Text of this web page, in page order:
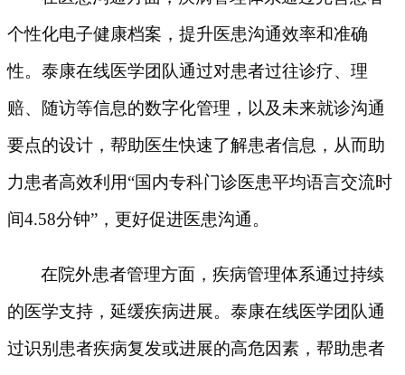
个性化电子健康档案，提升医患沟通效率和准确
性。泰康在线医学团队通过对患者过往诊疗、理
赔、随访等信息的数字化管理，以及未来就诊沟通
要点的设计，帮助医生快速了解患者信息，从而助
力患者高效利用“国内专科门诊医患平均语言交流时
间4.58分钟”，更好促进医患沟通。
在院外患者管理方面，疾病管理体系通过持续
的医学支持，延缓疾病进展。泰康在线医学团队通
过识别患者疾病复发或进展的高危因素，帮助患者